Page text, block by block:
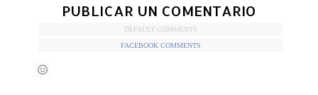
PUBLICAR UN COMENTARIO
DEFAULT COMMENTS
FACEBOOK COMMENTS